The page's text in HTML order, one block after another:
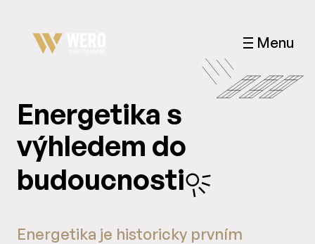
Menu
Energetika s
výhledem do
budoucnosti
Energetika je historicky prvním